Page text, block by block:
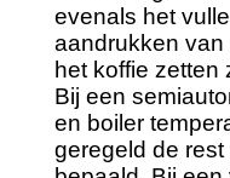
evenals het
aandrukken van
het koffie zetten
Bij een
en boiler
geregeld de